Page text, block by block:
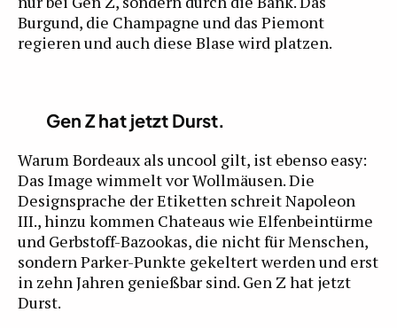
Burgund, die Champagne und das Piemont
regieren und auch diese Blase wird platzen.
Gen Z hat jetzt Durst.
Warum Bordeaux als uncool gilt, ist ebenso easy:
Das Image wimmelt vor Wollmäusen. Die
Designsprache der Etiketten schreit Napoleon
III., hinzu kommen Chateaus wie Elfenbeintürme
und Gerbstoff-Bazookas, die nicht für Menschen,
sondern Parker-Punkte gekeltert werden und erst
in zehn Jahren genießbar sind. Gen Z hat jetzt
Durst.